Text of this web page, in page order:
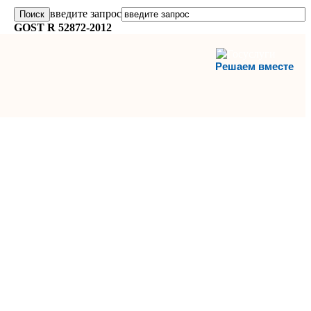
введите запрос
GOST R 52872-2012
Решаем вместе